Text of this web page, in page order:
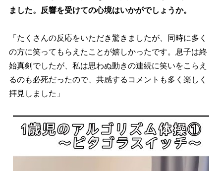
ました。反響を受けての心境はいかがでしょうか。
「たくさんの反応をいただき驚きましたが、同時に多く
の方に笑ってもらえたことが嬉しかったです。息子は終
始真剣でしたが、私は思わぬ動きの連続に笑いをこらえ
るのも必死だったので、共感するコメントも多く楽しく
拝見しました」